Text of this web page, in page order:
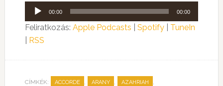
Audió
lejátszó
00:00 00:00
Feliratkozás: Apple Podcasts Spotify| TuneIn
RSS
CÍMKÉK: ACCORDE , ARANY , AZAHRIAH ,